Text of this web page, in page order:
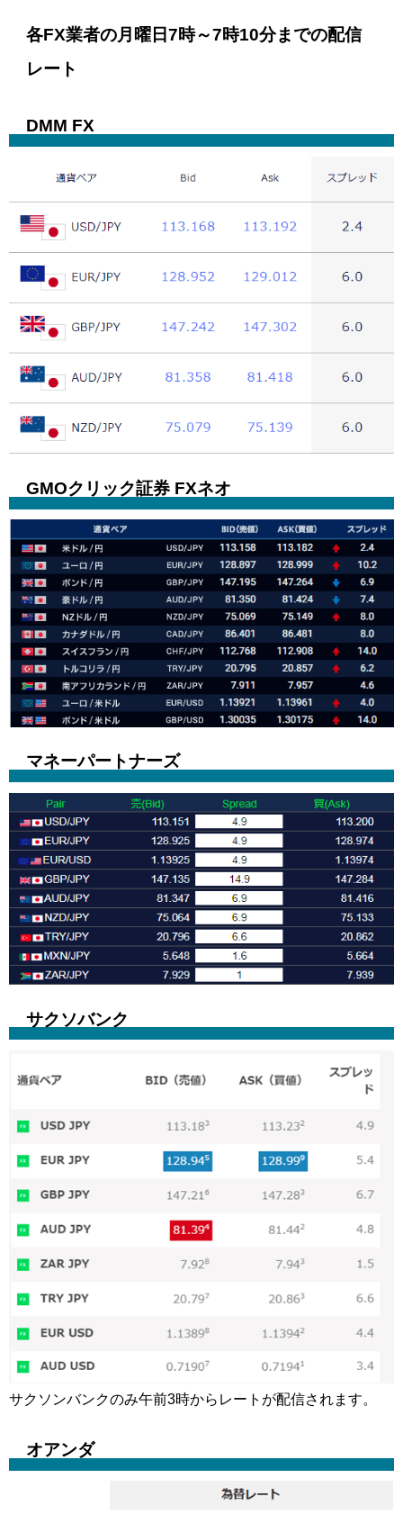
各FX業者の月曜日7時～7時10分までの配信
レート
DMM FX
GMOクリック証券 FXネオ
マネーパートナーズ
サクソバンク
サクソンバンクのみ午前3時からレートが配信されます。
オアンダ